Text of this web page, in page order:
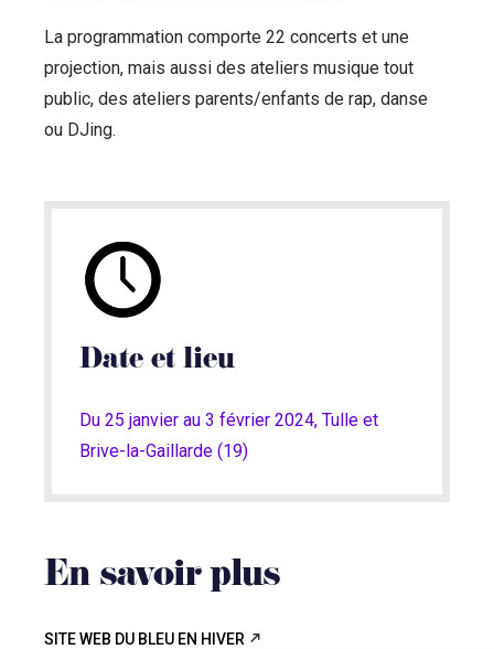
La programmation comporte 22 concerts et une
projection, mais aussi des ateliers musique tout
public, des ateliers parents/enfants de rap, danse
ou DJing.
Date et lieu
Du 25 janvier au 3 février 2024, Tulle et
Brive-la-Gaillarde (19)
En savoir plus
SITE WEB DU BLEU EN HIVER